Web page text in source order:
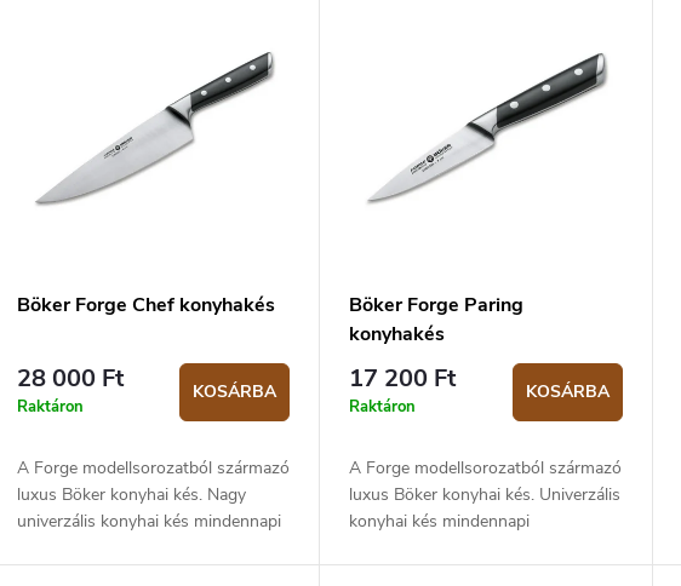
Böker Forge Chef konyhakés
28 000 Ft
Raktáron
KOSÁRBA
A Forge modellsorozatból származó
luxus Böker konyhai kés. Nagy
univerzális konyhai kés mindennapi
Böker Forge Paring
konyhakés
17 200 Ft
Raktáron
KOSÁRBA
A Forge modellsorozatból származó
luxus Böker konyhai kés. Univerzális
konyhai kés mindennapi